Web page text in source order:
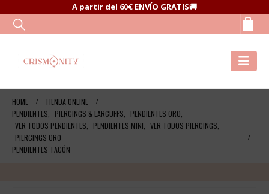
A partir del 60€ ENVÍO GRATIS🚚
HOME
TIENDA ONLINE
PENDIENTES
PIERCINGS & EARCUFFS PENDIENTES ORO
VER TODOS PENDIENTES
PENDIENTES MINI VER TODOS PIERCINGS
PIERCINGS ORO
PENDIENTES TACÓN